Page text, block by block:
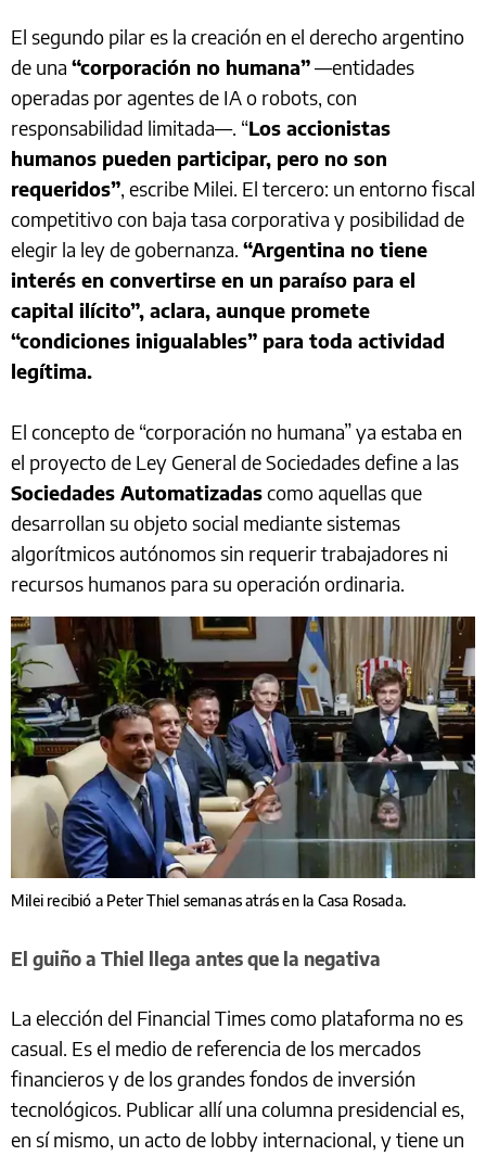
El segundo pilar es la creación en el derecho argentino
de una “corporación no humana”—entidades
operadas por agentes de IA o robots, con
responsabilidad limitada—. “Los accionistas
humanos pueden participar, pero no son
requeridos”, escribe Milei. El tercero: un entorno fiscal
competitivo con baja tasa corporativa y posibilidad de
elegir la ley de gobernanza. “Argentina no tiene
interés en convertirse en un paraíso para el
capital ilícito”, aclara, aunque promete
“condiciones inigualables” para toda actividad
legítima.
El concepto de “corporación no humana” ya estaba en
el proyecto de Ley General de Sociedades define a las
Sociedades Automatizadascomo aquellas que
desarrollan su objeto social mediante sistemas
algorítmicos autónomos sin requerir trabajadores ni
recursos humanos para su operación ordinaria.
Milei recibió a Peter Thiel semanas atrás en la Casa Rosada.
El guiño a Thiel llega antes que la negativa
La elección del Financial Times como plataforma no es
casual. Es el medio de referencia de los mercados
financieros y de los grandes fondos de inversión
tecnológicos. Publicar allí una columna presidencial es,
en sí mismo, un acto de lobby internacional, y tiene un